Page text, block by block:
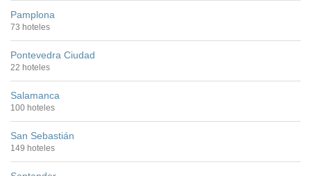
Pamplona
73 hoteles
Pontevedra Ciudad
22 hoteles
Salamanca
100 hoteles
San Sebastián
149 hoteles